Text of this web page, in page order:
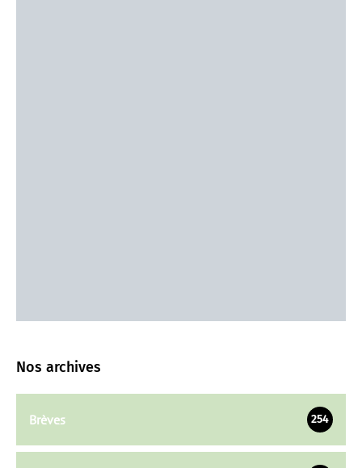
Nos archives
Brèves 254